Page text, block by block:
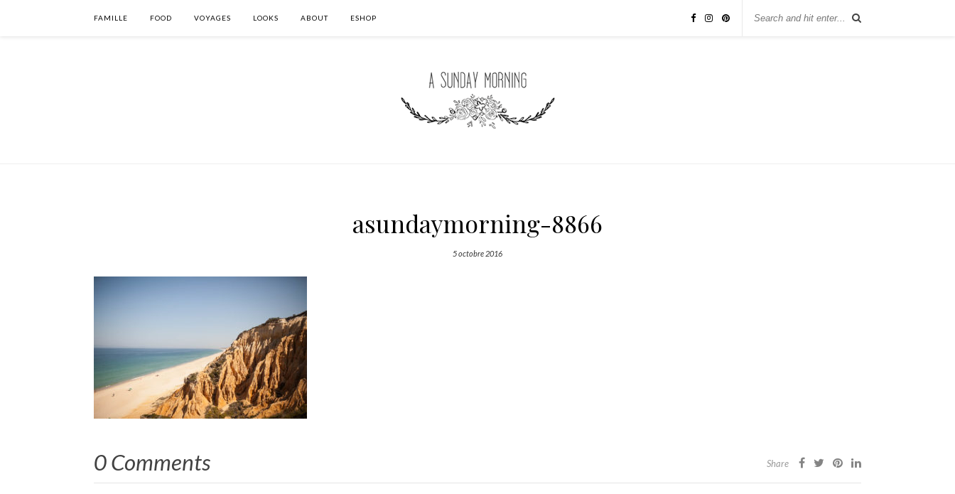
FAMILLE FOOD VOYAGES LOOKS ABOUT ESHOP
asundaymorning-8866
5 octobre 2016
0 Comments Share